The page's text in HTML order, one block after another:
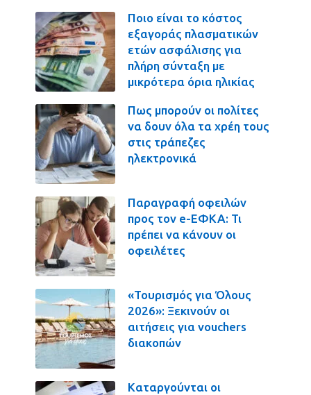
Ποιο είναι το κόστος
εξαγοράς πλασματικών
ετών ασφάλισης για
πλήρη σύνταξη με
μικρότερα όρια ηλικίας
Πως μπορούν οι πολίτες
να δουν όλα τα χρέη τους
στις τράπεζες
ηλεκτρονικά
Παραγραφή οφειλών
προς τον e-ΕΦΚΑ: Τι
πρέπει να κάνουν οι
οφειλέτες
«Τουρισμός για Όλους
2026»: Ξεκινούν οι
αιτήσεις για vouchers
διακοπών
Καταργούνται οι